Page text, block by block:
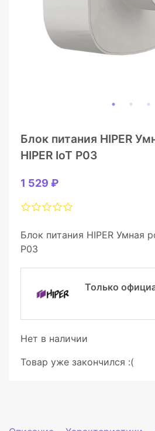
Блок питания HIPER
HIPER IoT P03
1 529 ₽
Блок питания HIPER Умная
P03
Только
Нет в наличии
Товар уже закончился :(